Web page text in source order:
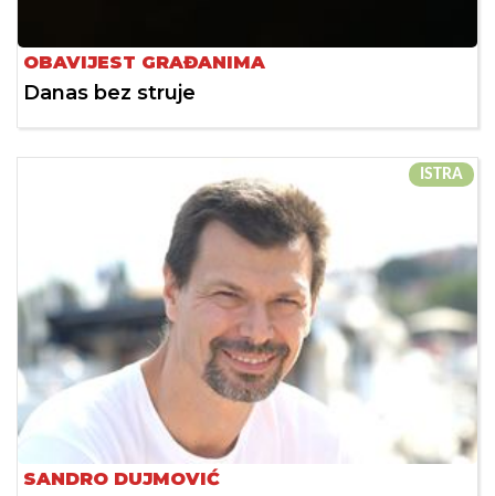
OBAVIJEST GRAĐANIMA
Danas bez struje
ISTRA
SANDRO DUJMOVIĆ